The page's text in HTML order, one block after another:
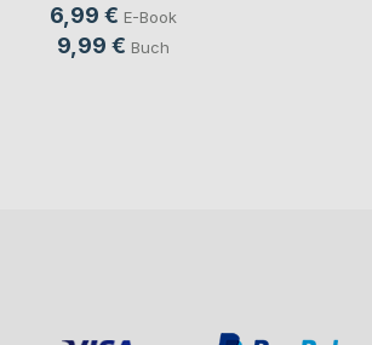
6,99 € E-Book
9,99 € Buch